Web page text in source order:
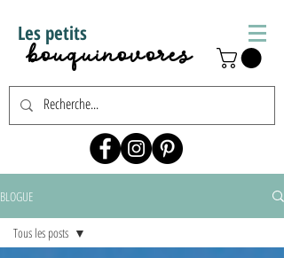
Les petits
bouquinovores
BLOGUE
Tous les posts